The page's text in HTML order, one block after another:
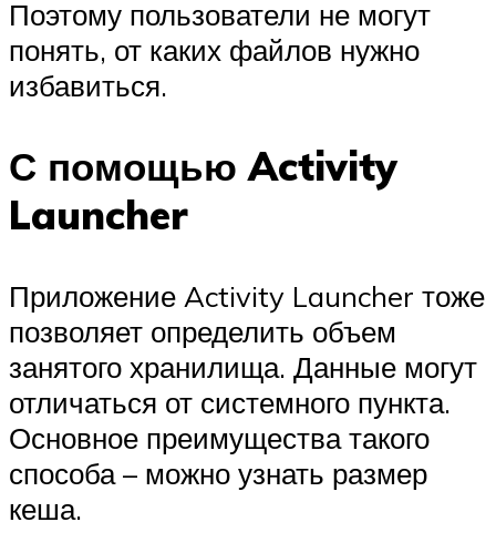
Поэтому пользователи не могут
понять, от каких файлов нужно
избавиться.
С помощью Activity
Launcher
Приложение Activity Launcher тоже
позволяет определить объем
занятого хранилища. Данные могут
отличаться от системного пункта.
Основное преимущества такого
способа – можно узнать размер
кеша.